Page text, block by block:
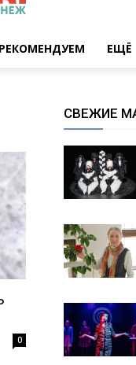
РЕКОМЕНДУЕМ ЕЩЁ
0
СВЕЖИЕ